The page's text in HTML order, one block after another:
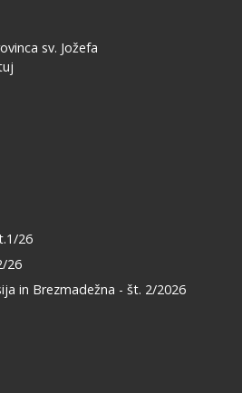
sv. Jožefa
26
26
in Brezmadežna - št. 2/2026